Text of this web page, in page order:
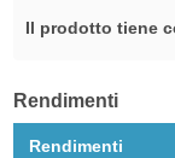
Il prodotto tiene
Rendimenti
Rendimenti